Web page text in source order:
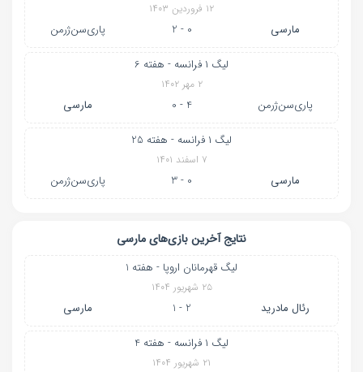
۱۲ فروردین ۱۴۰۳
مارسی 0 - 2 پاری‌سن‌ژرمن
لیگ ۱ فرانسه - هفته 6
۲ مهر ۱۴۰۲
پاری‌سن‌ژرمن 4 - 0 مارسی
لیگ ۱ فرانسه - هفته 25
۷ اسفند ۱۴۰۱
مارسی 0 - 3 پاری‌سن‌ژرمن
نتایج آخرین بازی‌های مارسی
لیگ قهرمانان اروپا - هفته 1
۲۵ شهریور ۱۴۰۴
رئال مادرید 2 - 1 مارسی
لیگ ۱ فرانسه - هفته 4
۲۱ شهریور ۱۴۰۴